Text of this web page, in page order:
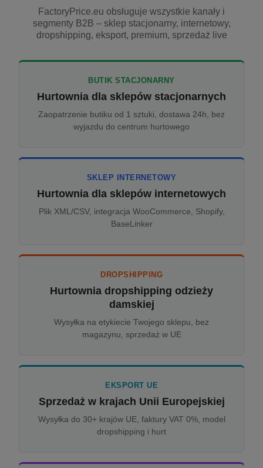
FactoryPrice.eu obsługuje wszystkie kanały i
segmenty B2B – sklep stacjonarny, internetowy,
dropshipping, eksport, premium, sprzedaż live
BUTIK STACJONARNY
Hurtownia dla sklepów stacjonarnych
Zaopatrzenie butiku od 1 sztuki, dostawa 24h, bez
wyjazdu do centrum hurtowego
SKLEP INTERNETOWY
Hurtownia dla sklepów internetowych
Plik XML/CSV, integracja WooCommerce, Shopify,
BaseLinker
DROPSHIPPING
Hurtownia dropshipping odzieży
damskiej
Wysyłka na etykiecie Twojego sklepu, bez
magazynu, sprzedaż w UE
EKSPORT UE
Sprzedaż w krajach Unii Europejskiej
Wysyłka do 30+ krajów UE, faktury VAT 0%, model
dropshipping i hurt